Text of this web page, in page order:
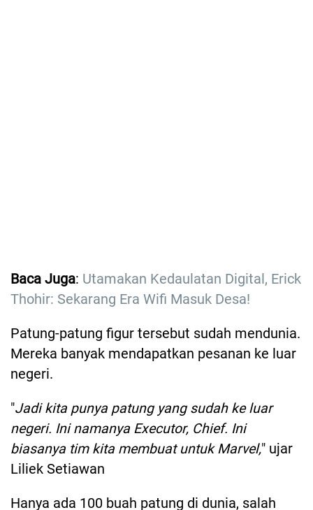
Baca Juga: Utamakan Kedaulatan Digital, Erick
Thohir: Sekarang Era Wifi Masuk Desa!
Patung-patung figur tersebut sudah mendunia.
Mereka banyak mendapatkan pesanan ke luar
negeri.
"Jadi kita punya patung yang sudah ke luar
negeri. Ini namanya Executor, Chief. Ini
biasanya tim kita membuat untuk Marvel," ujar
Liliek Setiawan
Hanya ada 100 buah patung di dunia, salah